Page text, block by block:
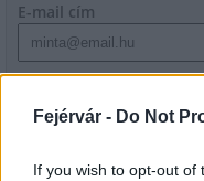
Fejérvár - Do Not
If you wish to opt-out of
E-mail cím
szabályzatot!